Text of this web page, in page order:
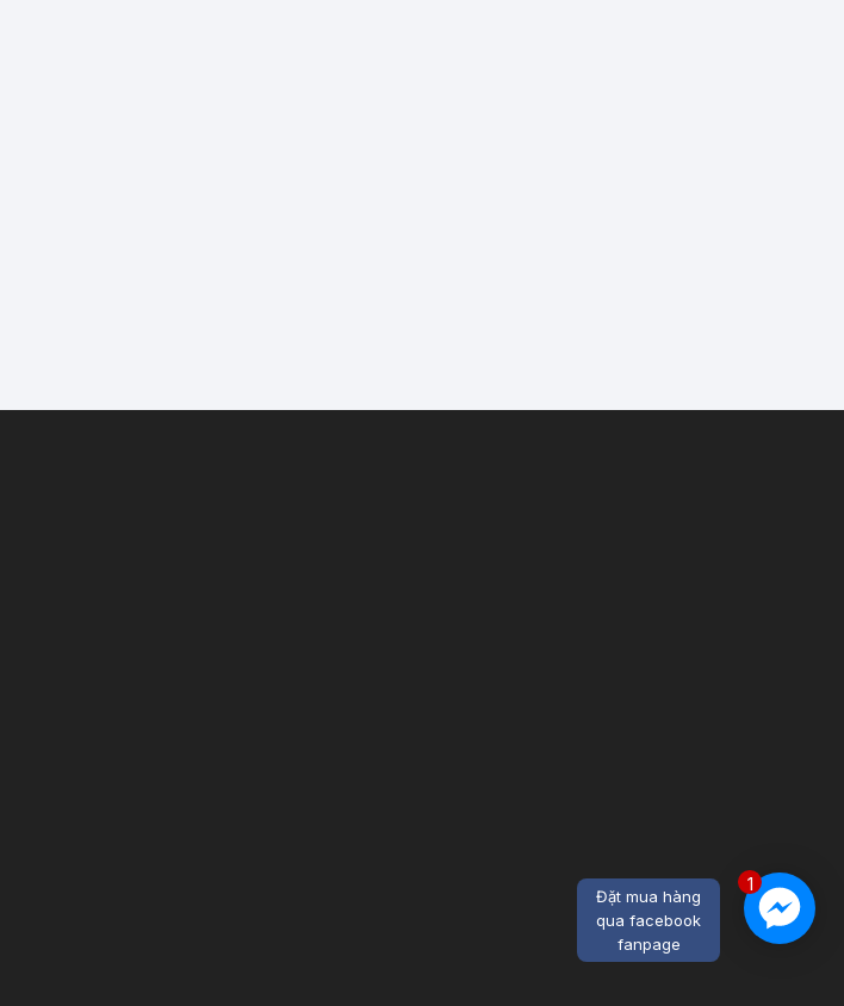
1
Đặt mua hàng
qua facebook
fanpage